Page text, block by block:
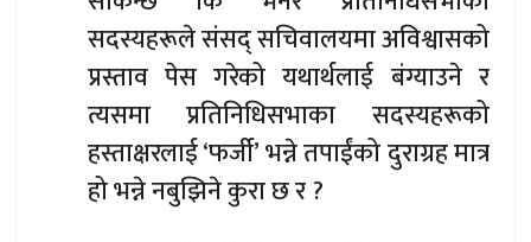
सदस्यहरूले संसद् सचिवालयमा अविश्वासको
प्रस्ताव पेस गरेको यथार्थलाई बंग्याउने र
त्यसमा प्रतिनिधिसभाका सदस्यहरूको
हस्ताक्षरलाई ‘फर्जी’ भन्ने तपाईंको दुराग्रह मात्र
हो भन्ने नबुझिने कुरा छ र ?